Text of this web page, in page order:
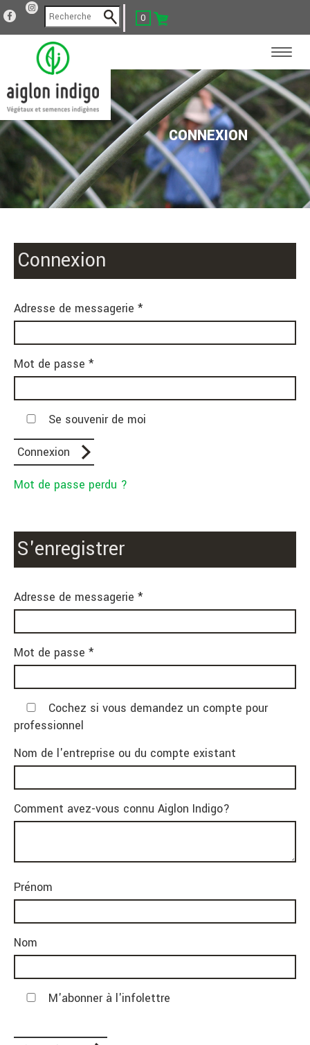
0
CONNEXION
Connexion
Adresse de messagerie *
Mot de passe *
Se souvenir de moi
Mot de passe perdu ?
S'enregistrer
Adresse de messagerie *
Mot de passe *
Cochez si vous demandez un compte pour
professionnel
Nom de l'entreprise ou du compte existant
Comment avez-vous connu Aiglon Indigo?
Prénom
Nom
M'abonner à l'infolettre